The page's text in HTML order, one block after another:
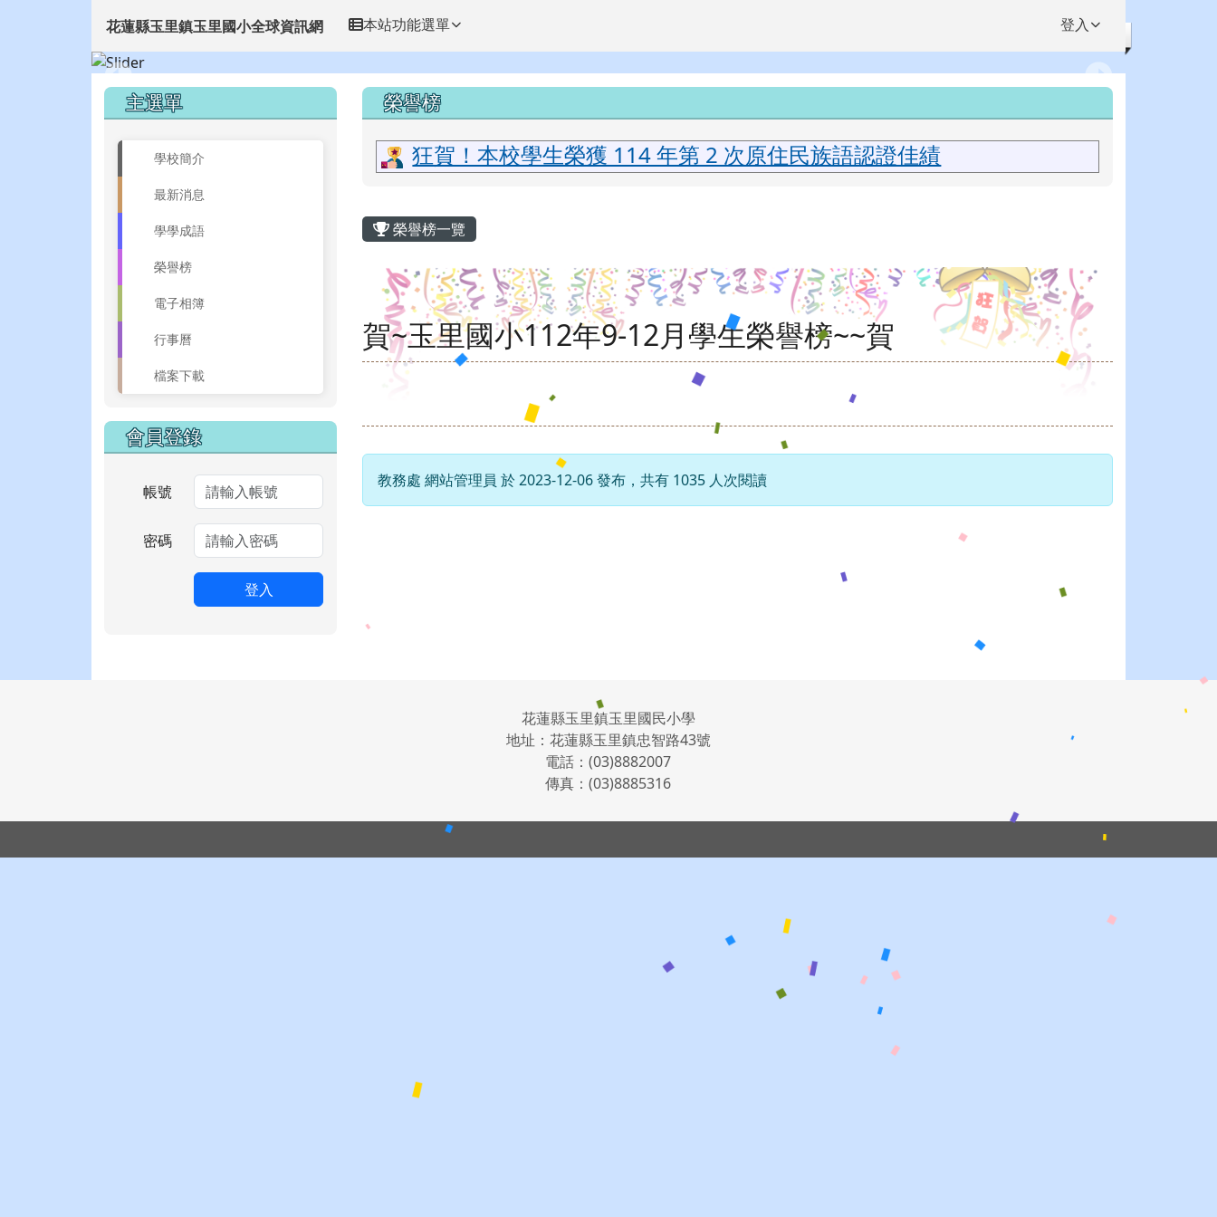
花蓮縣玉里鎮玉里國小全球資訊網
花蓮縣玉里鎮玉里國小全球資訊網 本站功能選單 登入
左邊區域內容
主選單
學校簡介
最新消息
學學成語
榮譽榜
電子相簿
行事曆
檔案下載
會員登錄
帳號
密碼
登入
上中區域內容
榮譽榜
狂賀！本校學生榮獲 114 年第 2 次原住民族語認證佳績
主內容區域
榮譽榜一覽
賀~玉里國小112年9-12月學生榮譽榜~~賀
教務處 網站管理員 於 2023-12-06 發布，共有 1035 人次閱讀
頁尾區域
花蓮縣玉里鎮玉里國民小學
地址：花蓮縣玉里鎮忠智路43號
電話：(03)8882007
傳真：(03)8885316